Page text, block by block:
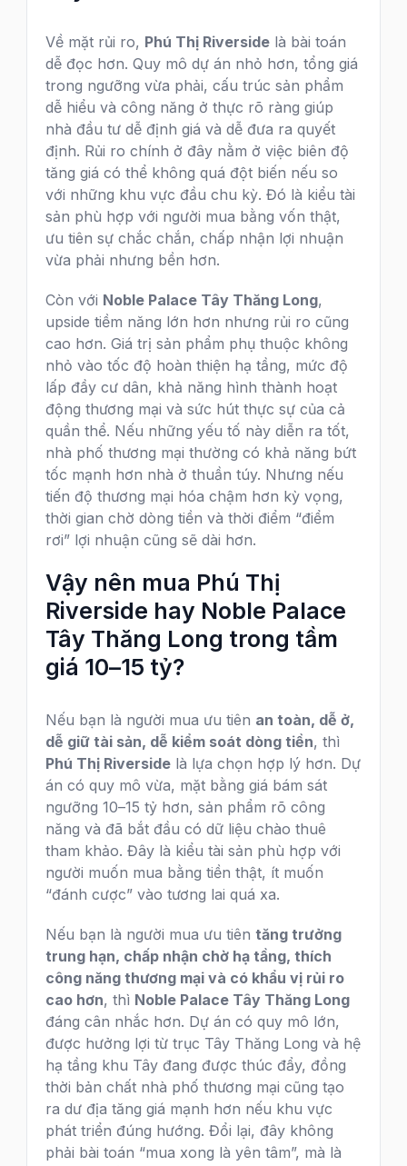
Về mặt rủi ro, Phú Thị Riverside là bài toán
dễ đọc hơn. Quy mô dự án nhỏ hơn, tổng giá
trong ngưỡng vừa phải, cấu trúc sản phẩm
dễ hiểu và công năng ở thực rõ ràng giúp
nhà đầu tư dễ định giá và dễ đưa ra quyết
định. Rủi ro chính ở đây nằm ở việc biên độ
tăng giá có thể không quá đột biến nếu so
với những khu vực đầu chu kỳ. Đó là kiểu tài
sản phù hợp với người mua bằng vốn thật,
ưu tiên sự chắc chắn, chấp nhận lợi nhuận
vừa phải nhưng bền hơn.
Còn với Noble Palace Tây Thăng Long,
upside tiềm năng lớn hơn nhưng rủi ro cũng
cao hơn. Giá trị sản phẩm phụ thuộc không
nhỏ vào tốc độ hoàn thiện hạ tầng, mức độ
lấp đầy cư dân, khả năng hình thành hoạt
động thương mại và sức hút thực sự của cả
quần thể. Nếu những yếu tố này diễn ra tốt,
nhà phố thương mại thường có khả năng bứt
tốc mạnh hơn nhà ở thuần túy. Nhưng nếu
tiến độ thương mại hóa chậm hơn kỳ vọng,
thời gian chờ dòng tiền và thời điểm “điểm
rơi” lợi nhuận cũng sẽ dài hơn.
Vậy nên mua Phú Thị
Riverside hay Noble Palace
Tây Thăng Long trong tầm
giá 10–15 tỷ?
Nếu bạn là người mua ưu tiên an toàn, dễ ở,
dễ giữ tài sản, dễ kiểm soát dòng tiền, thì
Phú Thị Riverside là lựa chọn hợp lý hơn. Dự
án có quy mô vừa, mặt bằng giá bám sát
ngưỡng 10–15 tỷ hơn, sản phẩm rõ công
năng và đã bắt đầu có dữ liệu chào thuê
tham khảo. Đây là kiểu tài sản phù hợp với
người muốn mua bằng tiền thật, ít muốn
“đánh cược” vào tương lai quá xa.
Nếu bạn là người mua ưu tiên tăng trưởng
trung hạn, chấp nhận chờ hạ tầng, thích
công năng thương mại và có khẩu vị rủi ro
cao hơn, thì Noble Palace Tây Thăng Long
đáng cân nhắc hơn. Dự án có quy mô lớn,
được hưởng lợi từ trục Tây Thăng Long và hệ
hạ tầng khu Tây đang được thúc đẩy, đồng
thời bản chất nhà phố thương mại cũng tạo
ra dư địa tăng giá mạnh hơn nếu khu vực
phát triển đúng hướng. Đổi lại, đây không
phải bài toán “mua xong là yên tâm”, mà là